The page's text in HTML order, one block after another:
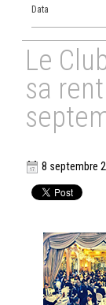
Data
Le
sa
8 septembre